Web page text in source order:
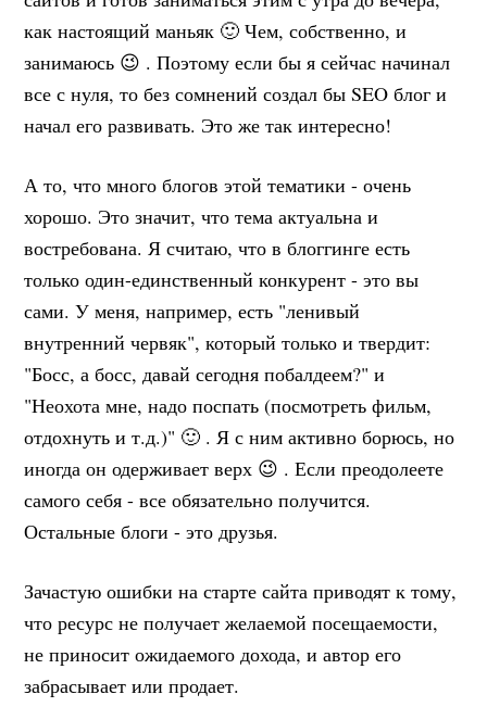
как настоящий маньяк 🙂 Чем, собственно, и
занимаюсь 😉 . Поэтому если бы я сейчас начинал
все с нуля, то без сомнений создал бы SEO блог и
начал его развивать. Это же так интересно!
А то, что много блогов этой тематики - очень
хорошо. Это значит, что тема актуальна и
востребована. Я считаю, что в блоггинге есть
только один-единственный конкурент - это вы
сами. У меня, например, есть "ленивый
внутренний червяк", который только и твердит:
"Босс, а босс, давай сегодня побалдеем?" и
"Неохота мне, надо поспать (посмотреть фильм,
отдохнуть и т.д.)" 🙂 . Я с ним активно борюсь, но
иногда он одерживает верх 😉 . Если преодолеете
самого себя - все обязательно получится.
Остальные блоги - это друзья.
Зачастую ошибки на старте сайта приводят к тому,
что ресурс не получает желаемой посещаемости,
не приносит ожидаемого дохода, и автор его
забрасывает или продает.